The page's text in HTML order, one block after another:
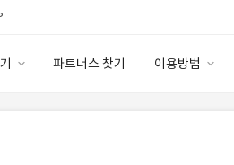
파트너스 찾기 이용방법